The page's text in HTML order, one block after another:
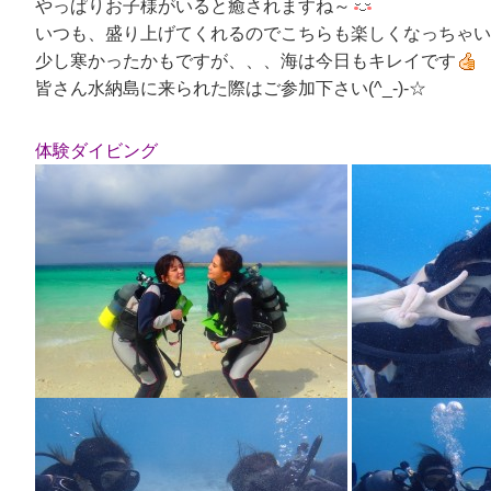
やっぱりお子様がいると癒されますね～
いつも、盛り上げてくれるのでこちらも楽しくなっちゃ
少し寒かったかもですが、、、海は今日もキレイです
皆さん水納島に来られた際はご参加下さい(^_-)-☆
体験ダイビング